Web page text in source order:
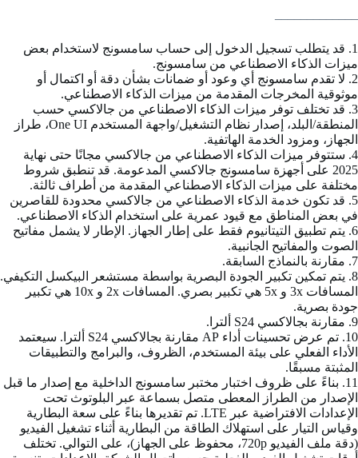
1. قد يتطلب تسجيل الدخول إلى حساب سامسونج لاستخدام بعض
ميزات الذكاء الاصطناعي من سامسونج.
2. لا تقدم سامسونج أي وعود أو ضمانات بشأن دقة أو اكتمال أو
موثوقية المخرجات المقدمة من ميزات الذكاء الاصطناعي.
3. قد تختلف توفر ميزات الذكاء الاصطناعي من جالاكسي حسب
المنطقة/البلد، إصدار نظام التشغيل/واجهة المستخدم One UI، طراز
الجهاز، ومزود الخدمة الهاتفية.
4. ستتوفر ميزات الذكاء الاصطناعي من جالاكسي مجانًا حتى نهاية
2025 على أجهزة سامسونج جالاكسي المدعومة. قد تنطبق شروط
مختلفة على ميزات الذكاء الاصطناعي المقدمة من أطراف ثالثة.
5. قد تكون خدمة الذكاء الاصطناعي من جالاكسي محدودة للقاصرين
في بعض المناطق مع قيود عمرية على استخدام الذكاء الاصطناعي.
6. يتم تطبيق التيتانيوم فقط على إطار الجهاز. الإطار لا يشمل مفاتيح
الصوت والمفاتيح الجانبية.
7. مقارنة بالنماذج السابقة.
8. يتم تمكين تكبير الجودة البصرية بواسطة مستشعر البيكسل التكيفي.
المسافات 3x و 5x هي تكبير بصري. المسافات 2x و 10x هي تكبير
جودة بصرية.
9. مقارنة بجالاكسي S24 ألترا.
10. تم عرض تحسينات أداء AP مقارنة بجالاكسي S24 ألترا. سيعتمد
الأداء الفعلي على بيئة المستخدم، الظروف، والبرامج والتطبيقات
المثبتة مسبقًا.
11. بناءً على ظروف اختبار مختبر سامسونج الداخلية مع إصدار ما قبل
الإصدار من الطراز المعطى متصل بسماعة عبر البلوتوث تحت
الإعدادات الافتراضية عبر LTE. تم تقديرها بناءً على سعة البطارية
وقياس التيار على استهلاك الطاقة من البطارية أثناء تشغيل الفيديو
(دقة ملف الفيديو 720p، محفوظ على الجهاز)، على التوالي. تختلف